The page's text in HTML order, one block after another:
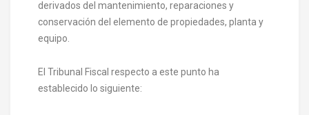
derivados del mantenimiento, reparaciones y
conservación del elemento de propiedades, planta y
equipo.
El Tribunal Fiscal respecto a este punto ha
establecido lo siguiente: